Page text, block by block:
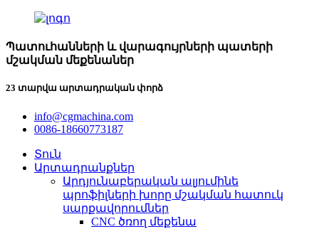
Պատուհանների և վարագույրների պատերի
մշակման մեքենաներ
23 տարվա արտադրական փորձ
info@cgmachina.com
0086-18660773187
Տուն
Արտադրանքներ
Արդյունաբերական ալյումինե
պրոֆիլների խորը մշակման հատուկ
սարքավորումներ
CNC ծռող մեքենա